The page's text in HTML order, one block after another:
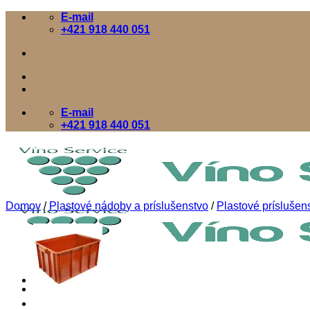
Skip
E-mail
+421 918 440 051
E-mail
+421 918 440 051
Domov / Plastové nádoby a príslušenstvo / Plastové